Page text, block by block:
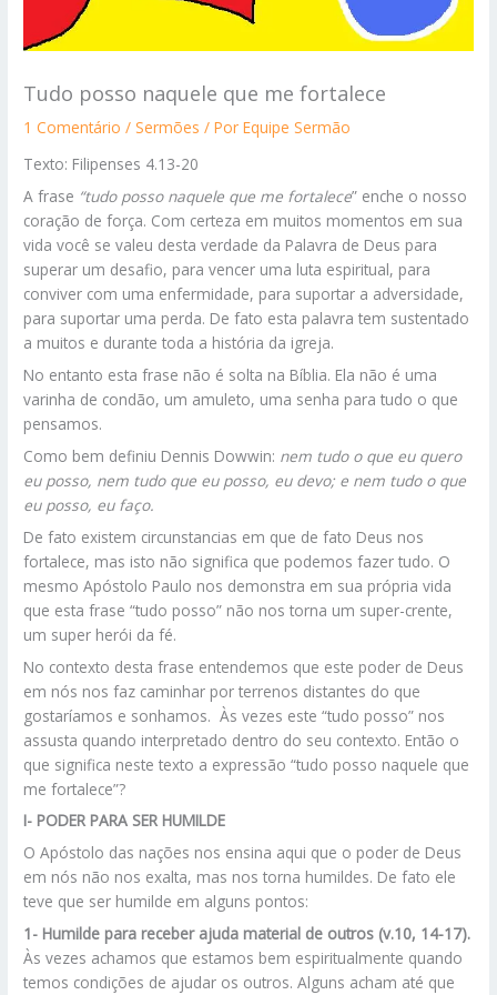
Tudo posso naquele que me fortalece
1 Comentário /Sermões / PorEquipe Sermão
Texto: Filipenses 4.13-20
A frase “tudo posso naquele que me fortalece” enche o nosso
coração de força. Com certeza em muitos momentos em sua
vida você se valeu desta verdade da Palavra de Deus para
superar um desafio, para vencer uma luta espiritual, para
conviver com uma enfermidade, para suportar a adversidade,
para suportar uma perda. De fato esta palavra tem sustentado
a muitos e durante toda a história da igreja.
No entanto esta frase não é solta na Bíblia. Ela não é uma
varinha de condão, um amuleto, uma senha para tudo o que
pensamos.
Como bem definiu Dennis Dowwin: nem tudo o que eu quero
eu posso, nem tudo que eu posso, eu devo; e nem tudo o que
eu posso, eu faço.
De fato existem circunstancias em que de fato Deus nos
fortalece, mas isto não significa que podemos fazer tudo. O
mesmo Apóstolo Paulo nos demonstra em sua própria vida
que esta frase “tudo posso” não nos torna um super-crente,
um super herói da fé.
No contexto desta frase entendemos que este poder de Deus
em nós nos faz caminhar por terrenos distantes do que
gostaríamos e sonhamos. Às vezes este “tudo posso” nos
assusta quando interpretado dentro do seu contexto. Então o
que significa neste texto a expressão “tudo posso naquele que
me fortalece”?
I- PODER PARA SER HUMILDE
O Apóstolo das nações nos ensina aqui que o poder de Deus
em nós não nos exalta, mas nos torna humildes. De fato ele
teve que ser humilde em alguns pontos:
1- Humilde para receber ajuda material de outros (v.10, 14-17).
Às vezes achamos que estamos bem espiritualmente quando
temos condições de ajudar os outros. Alguns acham até que